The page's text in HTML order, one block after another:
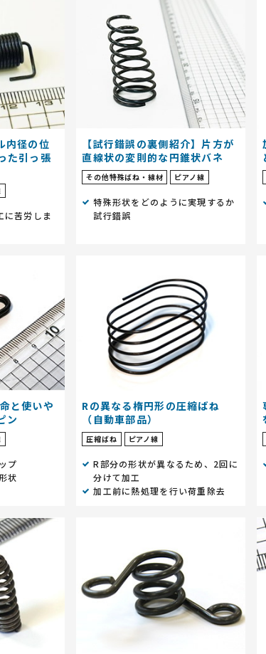
内径の位
た引っ張
に苦労しま
【試行錯誤の裏側紹介】片方が
直線状の変則的な円錐状バネ
その他特殊ばね・線材 ピアノ線
特殊形状をどのように実現するか
試行錯誤
と使いや
ン
プ
状
Rの異なる楕円形の圧縮ばね
（自動車部品）
圧縮ばね ピアノ線
R部分の形状が異なるため、2回に
分けて加工
加工前に熱処理を行い荷重除去